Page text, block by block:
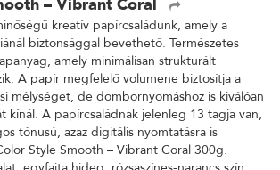
– Vibrant Coral
kreatív papírcsaládunk, amely a
biztonsággal bevethető. Természetes
amely minimálisan strukturált
A papír megfelelő volumene biztosítja a
mélységet, de dombornyomáshoz is kiválóan
kínál. A papírcsaládnak jelenleg 13 tagja van,
tónusú, azaz digitális nyomtatásra is
Style Smooth – Vibrant Coral 300g.